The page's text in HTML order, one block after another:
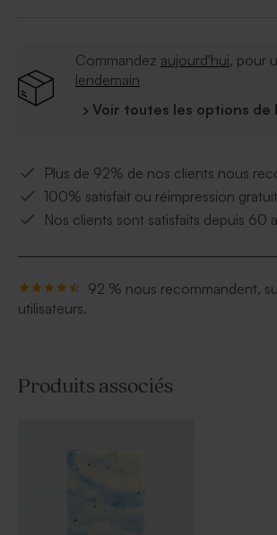
Commandez aujourd'hui, pour
lendemain
› Voir toutes les options de
Plus de 92% de nos clients nous
100% satisfait ou réimpression
Nos clients sont satisfaits depuis 60
92 % nous recommandent,
utilisateurs.
Produits associés